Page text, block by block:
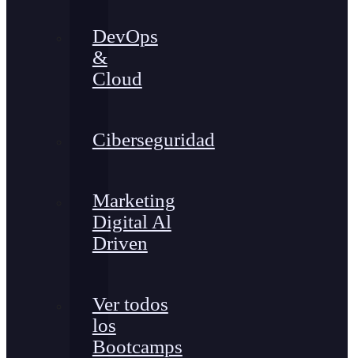
DevOps
&
Cloud
Ciberseguridad
Marketing
Digital Al
Driven
Ver todos
los
Bootcamps